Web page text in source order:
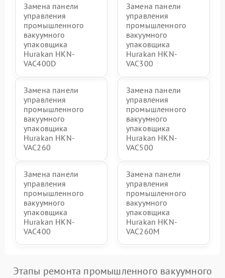
Замена панели
управления
промышленного
вакуумного
упаковщика
Hurakan HKN-
VAC400D
Замена панели
управления
промышленного
вакуумного
упаковщика
Hurakan HKN-
VAC300
Замена панели
управления
промышленного
вакуумного
упаковщика
Hurakan HKN-
VAC260
Замена панели
управления
промышленного
вакуумного
упаковщика
Hurakan HKN-
VAC500
Замена панели
управления
промышленного
вакуумного
упаковщика
Hurakan HKN-
VAC400
Замена панели
управления
промышленного
вакуумного
упаковщика
Hurakan HKN-
VAC260M
Этапы ремонта промышленного вакуумного